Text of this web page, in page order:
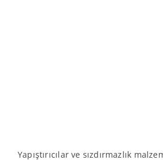
Yapıştırıcılar ve sızdırmazlık